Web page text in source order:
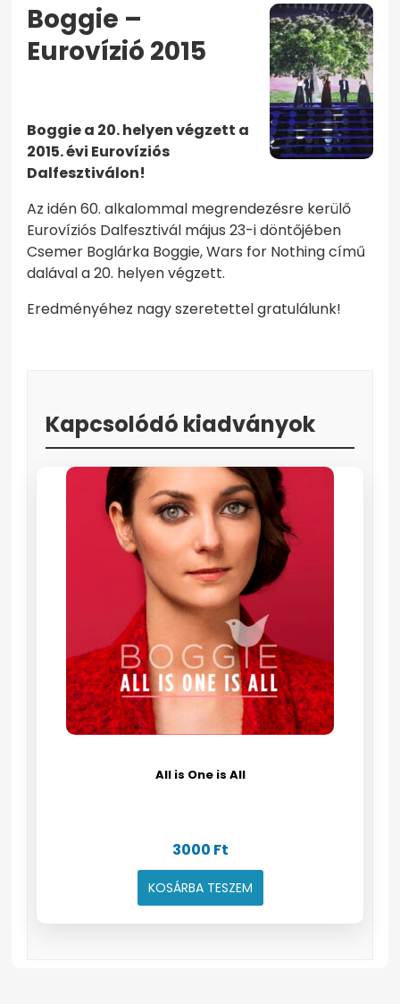
Boggie –
Eurovízió 2015
Boggie a 20. helyen végzett a
2015. évi Eurovíziós
Dalfesztiválon!
Az idén 60. alkalommal megrendezésre kerülő
Eurovíziós Dalfesztivál május 23-i döntőjében
Csemer Boglárka Boggie, Wars for Nothing című
dalával a 20. helyen végzett.
Eredményéhez nagy szeretettel gratulálunk!
Kapcsolódó kiadványok
All is One is All
3000 Ft
KOSÁRBA TESZEM